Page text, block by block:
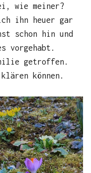
wie meiner?
ihn heuer gar
schon hin und
vorgehabt.
getroffen.
können.